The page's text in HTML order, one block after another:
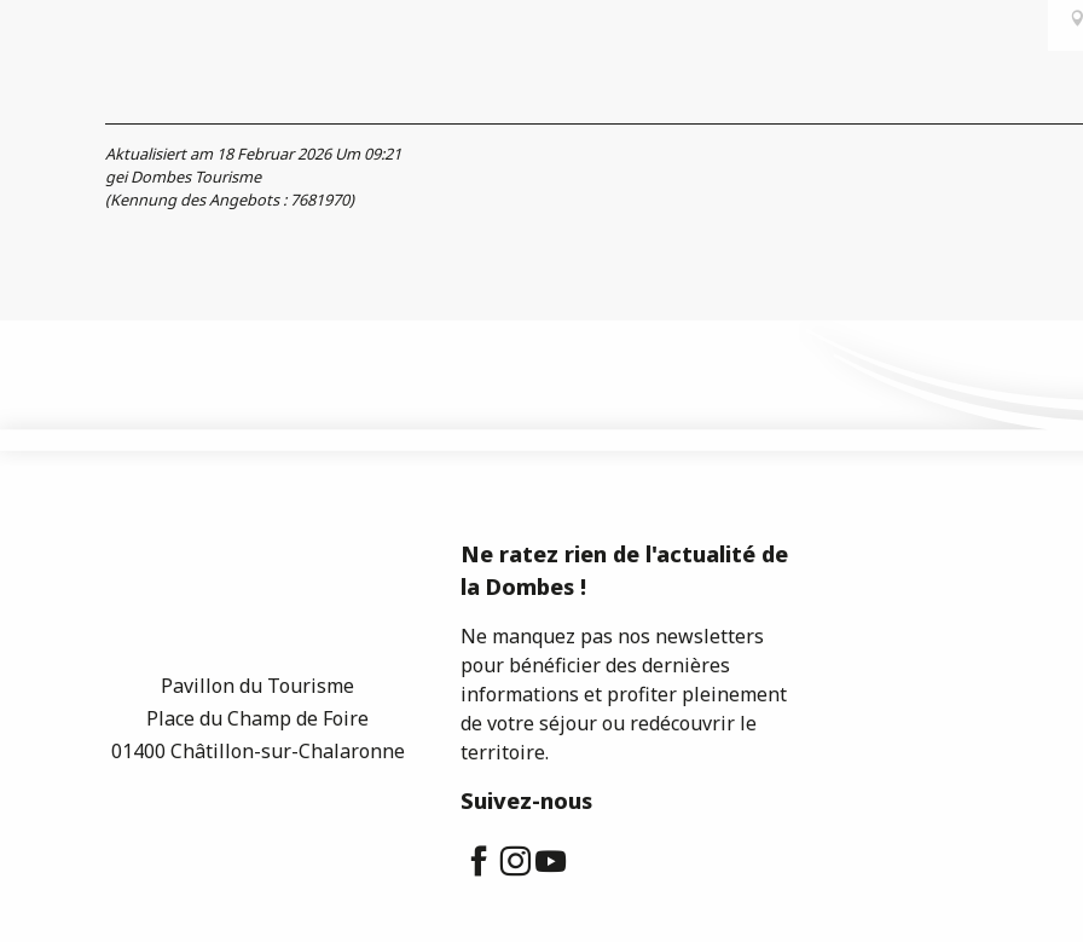
Aktualisiert am 18 Februar 2026 Um 09:21
gei Dombes Tourisme
(Kennung des Angebots : 7681970)
Pavillon du Tourisme
Place du Champ de Foire
01400 Châtillon-sur-Chalaronne
Ne ratez rien de l'actualité de
la Dombes !
Ne manquez pas nos newsletters
pour bénéficier des dernières
informations et profiter pleinement
de votre séjour ou redécouvrir le
territoire.
Suivez-nous